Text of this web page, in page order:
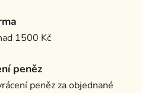
1500 Kč
peněz
peněz za objednané